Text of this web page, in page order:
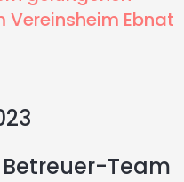
Vereinsheim Ebnat
Team